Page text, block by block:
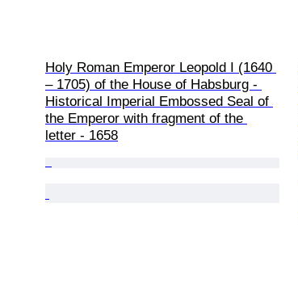
Holy Roman Emperor Leopold I (1640
– 1705) of the House of Habsburg -
Historical Imperial Embossed Seal of
the Emperor with fragment of the
letter - 1658